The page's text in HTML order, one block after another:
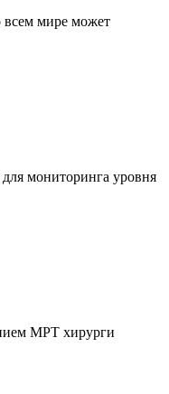
всем мире может
мониторинга уровня
МРТ хирурги